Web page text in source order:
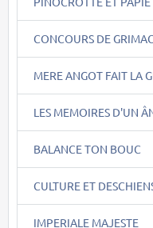
CONCOURS DE
MERE ANGOT FAIT LA
LES MEMOIRES D'UN
BALANCE TON BOUC
CULTURE ET
IMPERIALE MAJESTE